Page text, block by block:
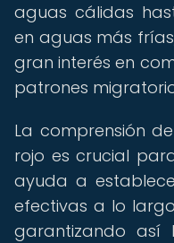
aguas cálidas
en aguas más
gran interés en
patrones
La comprensión
rojo es crucial
ayuda a
efectivas a lo
garantizando así